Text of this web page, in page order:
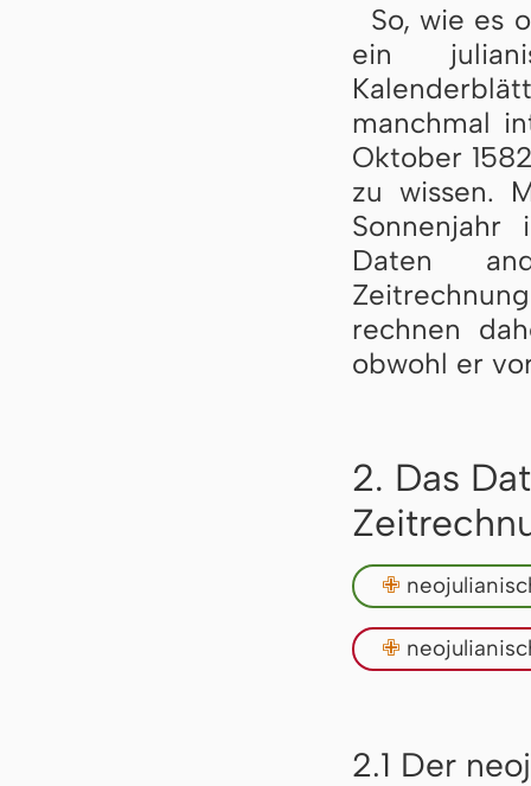
So, wie es
ein
manchmal
Oktober
zu wissen.
Sonnenjahr
Daten
rechnen
obwohl er
2. Das
✙
✙
2.1 Der